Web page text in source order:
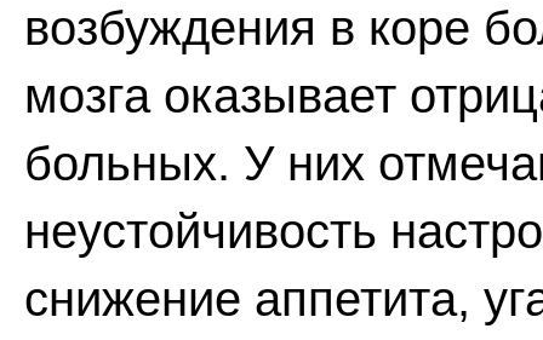
возбуждения в коре
мозга оказывает
больных. У них
неустойчивость
снижение аппетита,